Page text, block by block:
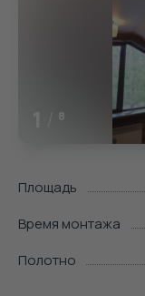
1 / 8
Площадь
Время монтажа
Полотно